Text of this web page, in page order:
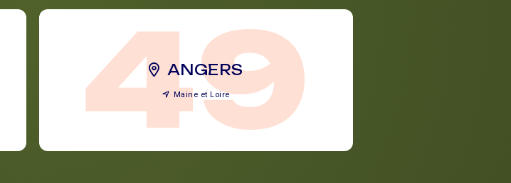
49
ANGERS
Maine et Loire